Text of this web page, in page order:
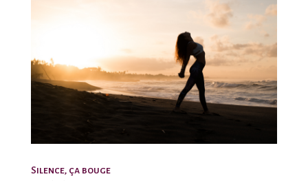
Silence, ça bouge